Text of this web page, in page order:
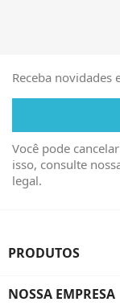
Receba novidades
Você pode
isso, consulte
legal.
PRODUTOS
NOSSA EMPRESA